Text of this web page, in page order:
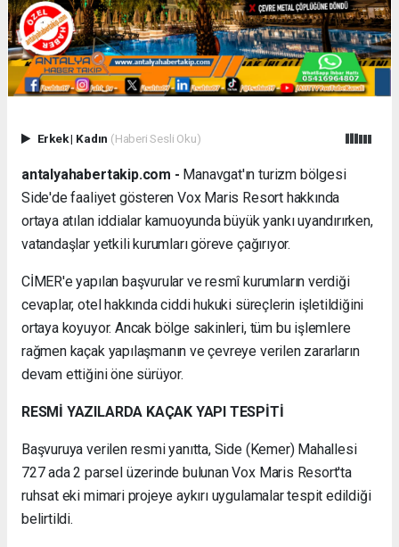
Erkek| Kadın (Haberi Sesli Oku)
antalyahabertakip.com - Manavgat'ın turizm bölgesi
Side'de faaliyet gösteren Vox Maris Resort hakkında
ortaya atılan iddialar kamuoyunda büyük yankı uyandırırken,
vatandaşlar yetkili kurumları göreve çağırıyor.
CİMER'e yapılan başvurular ve resmî kurumların verdiği
cevaplar, otel hakkında ciddi hukuki süreçlerin işletildiğini
ortaya koyuyor. Ancak bölge sakinleri, tüm bu işlemlere
rağmen kaçak yapılaşmanın ve çevreye verilen zararların
devam ettiğini öne sürüyor.
RESMİ YAZILARDA KAÇAK YAPI TESPİTİ
Başvuruya verilen resmi yanıtta, Side (Kemer) Mahallesi
727 ada 2 parsel üzerinde bulunan Vox Maris Resort'ta
ruhsat eki mimari projeye aykırı uygulamalar tespit edildiği
belirtildi.